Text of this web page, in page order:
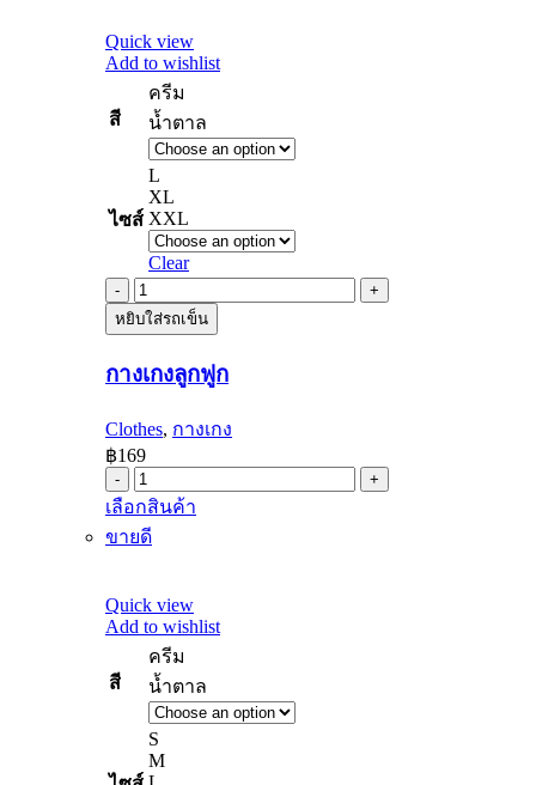
สไตล์
มิ
มอล
quantity
variants.
The
may
be
chosen
product
page
Quick view
Add to wishlist
สี
ครีม
น้ำตาล
ไซส์
L
XL
XXL
Clear
กางเกง
ลูกฟูก
หยิบใส่รถเข็น
กางเกงลูกฟูก
Clothes, กางเกง
฿169
กางเกง
ลูกฟูก
quantity
เลือกสินค้า
product
options
chosen
on
ขายดี
Quick view
Add to wishlist
สี
ครีม
น้ำตาล
S
M